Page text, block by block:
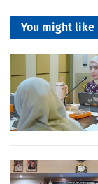
You might like